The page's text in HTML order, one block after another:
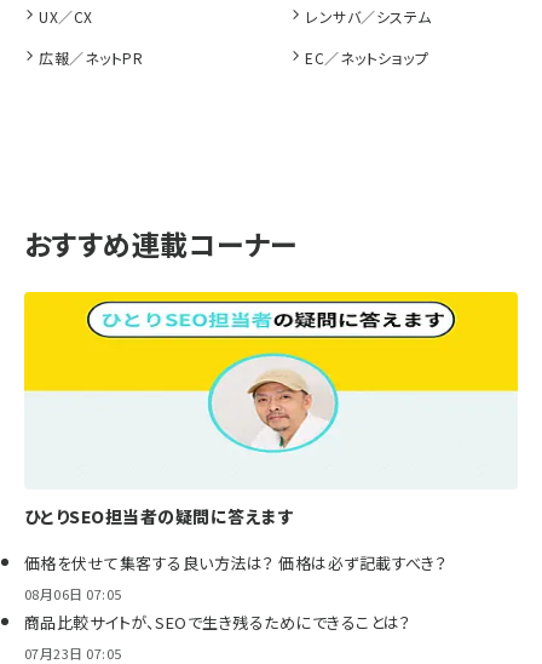
UX／CX
レンサバ／システム
広報／ネットPR
EC／ネットショップ
おすすめ連載コーナー
ひとりSEO担当者の疑問に答えます
価格を伏せて集客する良い方法は？ 価格は必ず記載すべき？
08月06日 07:05
商品比較サイトが、SEOで生き残るためにできることは？
07月23日 07:05